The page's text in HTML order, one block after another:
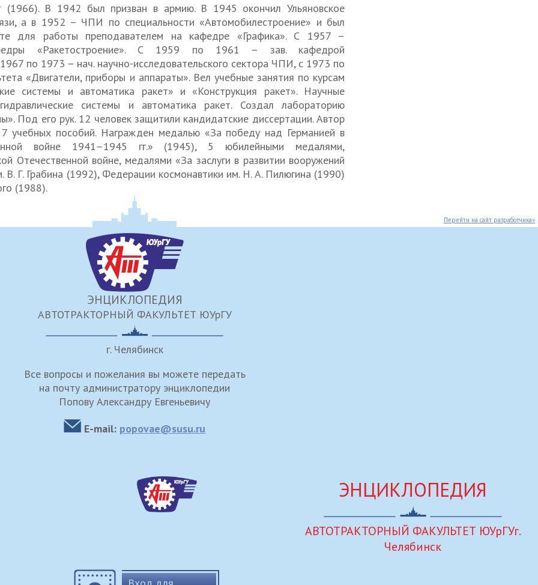
(1966). В 1942 был призван в армию. В 1945 окончил Ульяновское
а в 1952 – ЧПИ по специальности «Автомобилестроение» и был
для работы преподавателем на кафедре «Графика». С 1957 –
«Ракетостроение». С 1959 по 1961 – зав. кафедрой
по 1973 – нач. научно-исследовательского сектора ЧПИ, с 1973 по
«Двигатели, приборы и аппараты». Вел учебные занятия по курсам
системы и автоматика ракет» и «Конструкция ракет». Научные
системы и автоматика ракет. Создал лабораторию
Под его рук. 12 человек защитили кандидатские диссертации. Автор
учебных пособий. Награжден медалью «За победу над Германией в
войне 1941–1945 гг.» (1945), 5 юбилейными медалями,
Отечественной войне, медалями «За заслуги в развитии вооружений
В. Г. Грабина (1992), Федерации космонавтики им. Н. А. Пилюгина (1990)
(1988).
Перейти на сайт разработчика»
ЭНЦИКЛОПЕДИЯ
АВТОТРАКТОРНЫЙ ФАКУЛЬТЕТ ЮУрГУ
г. Челябинск
Все вопросы и пожелания вы можете передать
на почту администратору энциклопедии
Попову Александру Евгеньевичу
E-mail: popovae@susu.ru
ЭНЦИКЛОПЕДИЯ
АВТОТРАКТОРНЫЙ ФАКУЛЬТЕТ ЮУрГУг.
Челябинск